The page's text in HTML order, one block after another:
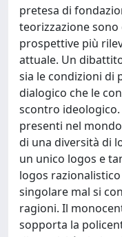
pretesa di
teorizzazione
prospettive più
attuale. Un
sia le condizioni di
dialogico che le
scontro
presenti nel
di una diversità di
un unico logos e
logos
singolare mal si
ragioni. Il
sopporta la